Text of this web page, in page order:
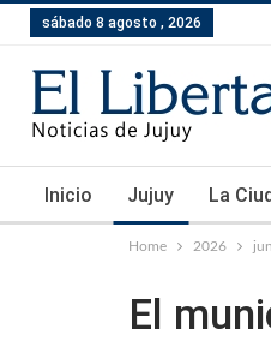
sábado 8 agosto , 2026
Inicio Jujuy La
Home 2026
El